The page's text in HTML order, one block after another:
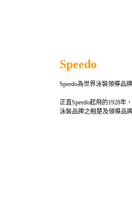
Speedo
Speedo為世界泳裝領導品牌
正直Speedo起飛的1928年
泳裝品牌之翹楚及領導品